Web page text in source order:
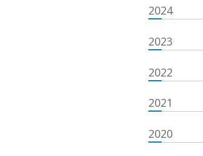
2024
2023
2022
2021
2020